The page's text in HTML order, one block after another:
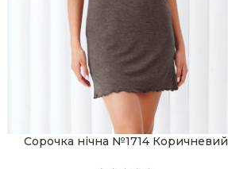
Сорочка нічна №1714 Коричневий